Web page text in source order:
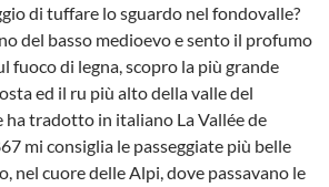
di tuffare lo sguardo nel fondovalle?
del basso medioevo e sento il profumo
fuoco di legna, scopro la più grande
ed il ru più alto della valle del
ha tradotto in italiano La Vallée de
mi consiglia le passeggiate più belle
nel cuore delle Alpi, dove passavano le